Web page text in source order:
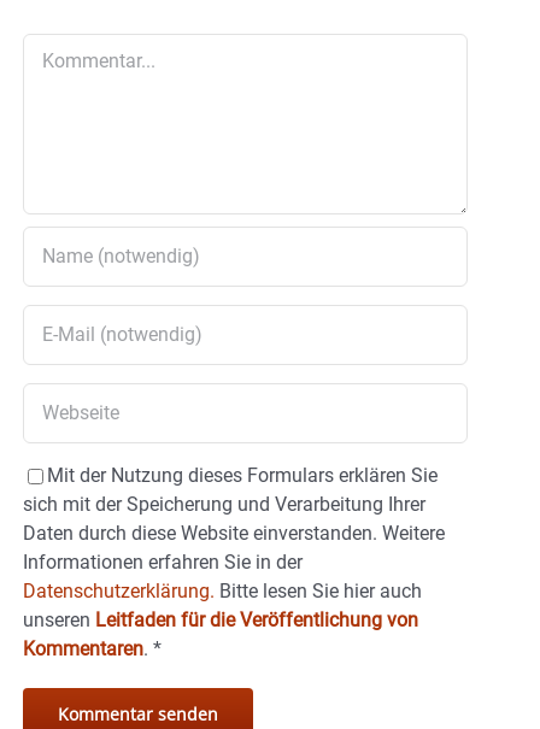
Mit der Nutzung dieses Formulars erklären Sie
sich mit der Speicherung und Verarbeitung Ihrer
Daten durch diese Website einverstanden. Weitere
Informationen erfahren Sie in der
Datenschutzerklärung. Bitte lesen Sie hier auch
unseren Leitfaden für die Veröffentlichung von
Kommentaren. *